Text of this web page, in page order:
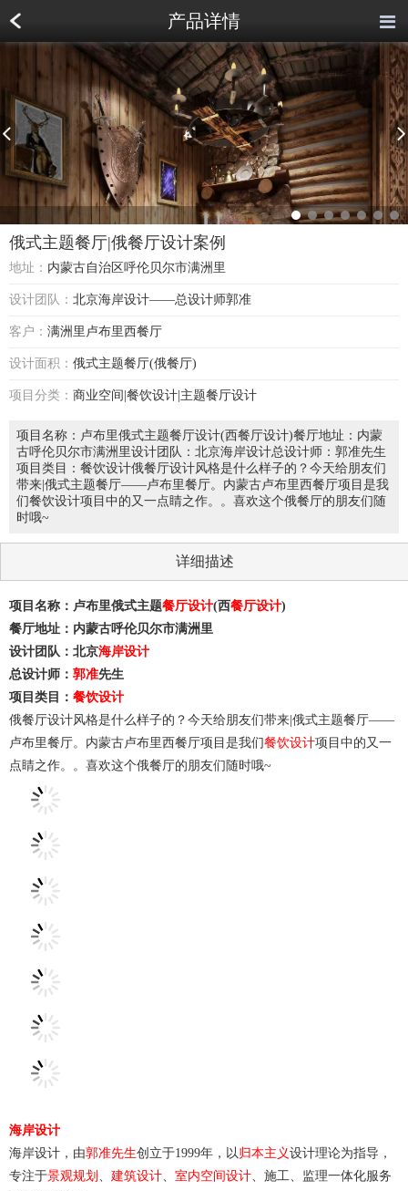
产品详情
俄式主题餐厅|俄餐厅设计案例
俄式主题餐厅|俄餐厅设计案例
地址： 内蒙古自治区呼伦贝尔市满洲里
设计团队： 北京海岸设计——总设计师郭准
客户： 满洲里卢布里西餐厅
设计面积： 俄式主题餐厅(俄餐厅)
项目分类： 商业空间|餐饮设计|主题餐厅设计
项目名称：卢布里俄式主题餐厅设计(西餐厅设计)餐厅地址：内蒙
古呼伦贝尔市满洲里设计团队：北京海岸设计总设计师：郭准先生
项目类目：餐饮设计俄餐厅设计风格是什么样子的？今天给朋友们
带来|俄式主题餐厅——卢布里餐厅。内蒙古卢布里西餐厅项目是我
们餐饮设计项目中的又一点睛之作。。喜欢这个俄餐厅的朋友们随
时哦~
详细描述
项目名称：卢布里俄式主题餐厅设计(西餐厅设计)
餐厅地址：内蒙古呼伦贝尔市满洲里
设计团队：北京海岸设计
总设计师： 郭准先生
项目类目： 餐饮设计
俄餐厅设计风格是什么样子的？今天给朋友们带来|俄式主题餐厅——
卢布里餐厅。内蒙古卢布里西餐厅项目是我们餐饮设计项目中的又一
点睛之作。。喜欢这个俄餐厅的朋友们随时哦~
海岸设计
海岸设计，由郭准先生创立于1999年，以归本主义设计理论为指导，
专注于景观规划 、 建筑设计、 室内空间设计、施工、监理一体化服务